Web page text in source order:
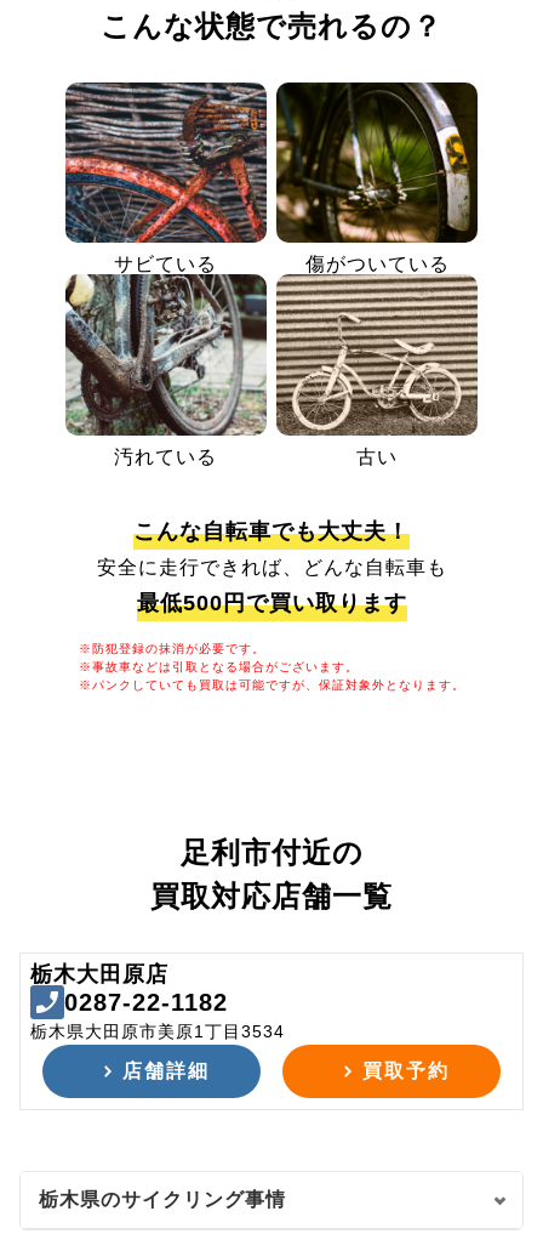
こんな状態で売れるの？
サビている 傷がついている
汚れている 古い
こんな自転車でも大丈夫！
安全に走行できれば、どんな自転車も
最低500円で買い取ります
※防犯登録の抹消が必要です。
※事故車などは引取となる場合がございます。
※パンクしていても買取は可能ですが、保証対象外となります。
足利市付近の
買取対応店舗一覧
栃木大田原店
0287-22-1182
栃木県大田原市美原1丁目3534
店舗詳細 買取予約
栃木県のサイクリング事情